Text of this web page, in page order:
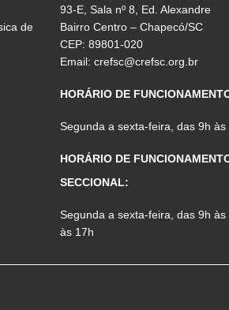
de
93-E, Sala nº 8, Ed. Alexandre
Bairro Centro – Chapecó/SC
CEP: 89801-020
Email:crefsc@crefsc.org.br
HORÁRIO DE
Segunda a sexta-feira, das 9h às
HORÁRIO DE
SECCIONAL:
Segunda a sexta-feira, das 9h às
às 17h